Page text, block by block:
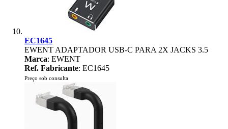
EC1645
EWENT ADAPTADOR USB-C PARA 2X JACKS 3.5
Marca: EWENT
Ref. Fabricante: EC1645
Preço sob consulta